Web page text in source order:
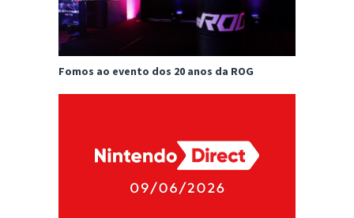
Fomos ao evento dos 20 anos da ROG